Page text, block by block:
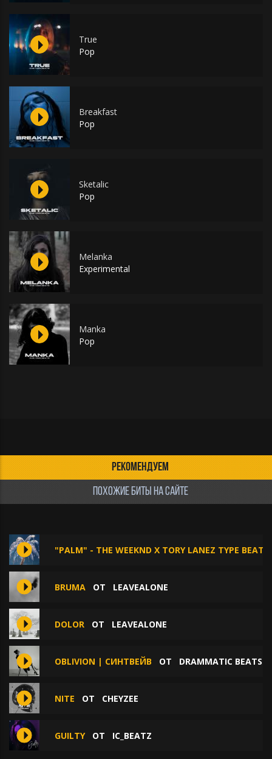
True
Pop
Breakfast
Pop
Sketalic
Pop
Melanka
Experimental
Manka
Pop
РЕКОМЕНДУЕМ
ПОХОЖИЕ БИТЫ НА САЙТЕ
"PALM" - THE WEEKND X TORY LANEZ TYPE BEAT
BRUMA ОТ LEAVEALONE
DOLOR ОТ LEAVEALONE
OBLIVION | СИНТВЕЙВ ОТ DRAMMATIC BEATS
NITE ОТ CHEYZEE
GUILTYОТ IC_BEATZ